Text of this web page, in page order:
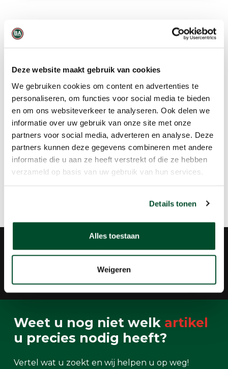
Deze website maakt gebruik van cookies
We gebruiken cookies om content en advertenties te
personaliseren, om functies voor social media te bieden
en om ons websiteverkeer te analyseren. Ook delen we
informatie over uw gebruik van onze site met onze
partners voor social media, adverteren en analyse. Deze
partners kunnen deze gegevens combineren met andere
informatie die u aan ze heeft verstrekt of die ze hebben
verzameld op basis van uw gebruik van hun services.
Details tonen
Alles toestaan
Weigeren
Gerelateerde producten
Groot assortiment
Plezier, veiligheid en gezondheid
Verhuur, verkoop en onderhoud
Weet u nog niet welk artikel
u precies nodig heeft?
Vertel wat u zoekt en wij helpen u op weg!